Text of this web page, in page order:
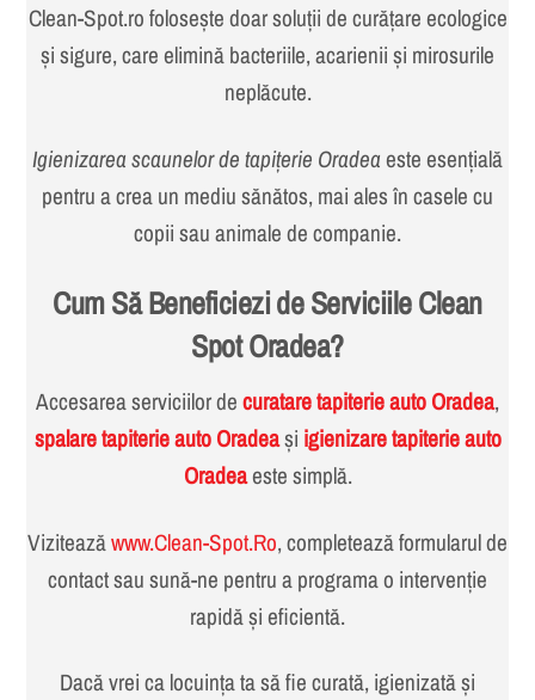
Clean-Spot.ro folosește doar soluții de curățare ecologice
și sigure, care elimină bacteriile, acarienii și mirosurile
neplăcute.
Igienizarea scaunelor de tapițerie Oradeaeste esențială
pentru a crea un mediu sănătos, mai ales în casele cu
copii sau animale de companie.
Cum Să Beneficiezi de Serviciile Clean
Spot Oradea?
Accesarea serviciilor decuratare tapiterie auto Oradea,
spalare tapiterie auto Oradeași igienizare tapiterie auto
Oradeaeste simplă.
Viziteazăwww.Clean-Spot.Ro, completează formularul de
contact sau sună-ne pentru a programa o intervenție
rapidă și eficientă.
Dacă vrei ca locuința ta să fie curată, igienizată și